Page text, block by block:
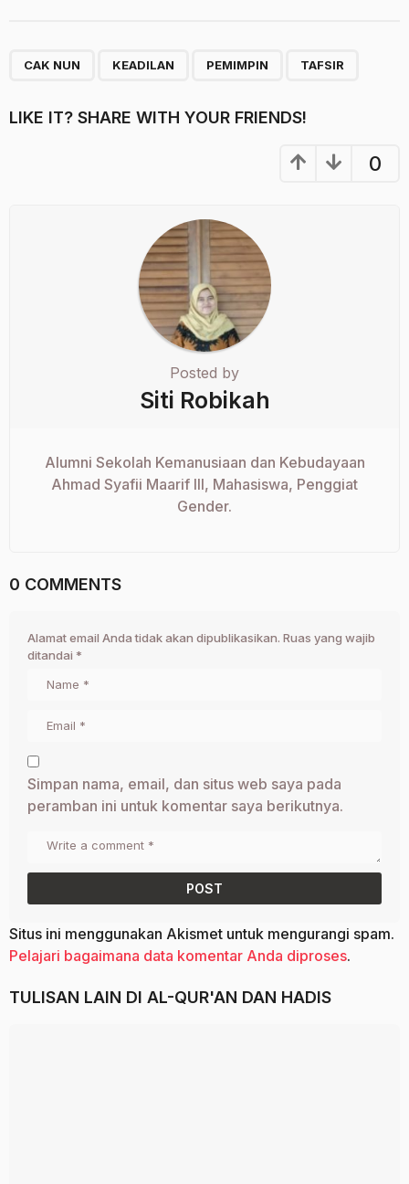
CAK NUN KEADILAN PEMIMPIN TAFSIR
LIKE IT? SHARE WITH YOUR FRIENDS!
0
Posted by
Siti Robikah
Alumni Sekolah Kemanusiaan dan Kebudayaan
Ahmad Syafii Maarif III, Mahasiswa, Penggiat
Gender.
0 COMMENTS
Alamat email Anda tidak akan dipublikasikan. Ruas yang wajib
ditandai *
Simpan nama, email, dan situs web saya pada
peramban ini untuk komentar saya berikutnya.
Situs ini menggunakan Akismet untuk mengurangi spam.
Pelajari bagaimana data komentar Anda diproses.
TULISAN LAIN DI AL-QUR'AN DAN HADIS